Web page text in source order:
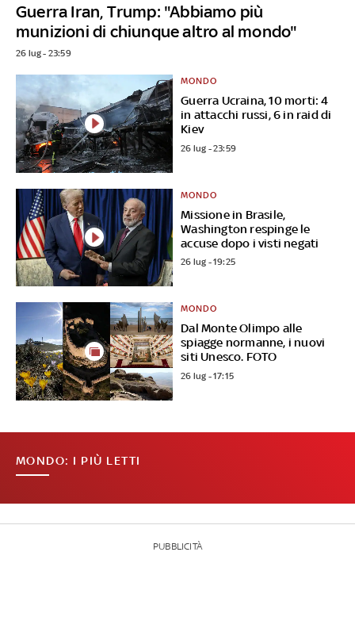
Guerra Iran, Trump: "Abbiamo più
munizioni di chiunque altro al mondo"
26 lug - 23:59
Guerra Ucraina, 10 morti: 4
in attacchi russi, 6 in raid di
Kiev
MONDO
26 lug - 23:59
Missione in Brasile,
Washington respinge le
accuse dopo i visti negati
MONDO
26 lug - 19:25
Dal Monte Olimpo alle
spiagge normanne, i nuovi
siti Unesco. FOTO
MONDO
26 lug - 17:15
MONDO: I PIÙ LETTI
PUBBLICITÀ